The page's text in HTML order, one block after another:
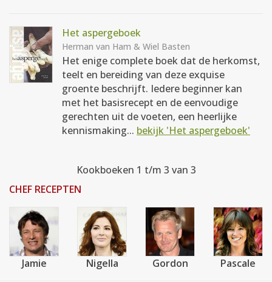
Het aspergeboek
Herman van Ham & Wiel Basten
Het enige complete boek dat de herkomst,
teelt en bereiding van deze exquise
groente beschrijft. Iedere beginner kan
met het basisrecept en de eenvoudige
gerechten uit de voeten, een heerlijke
kennismaking... bekijk 'Het aspergeboek'
Kookboeken 1 t/m 3 van 3
CHEF RECEPTEN
Jamie Nigella Gordon Pascale